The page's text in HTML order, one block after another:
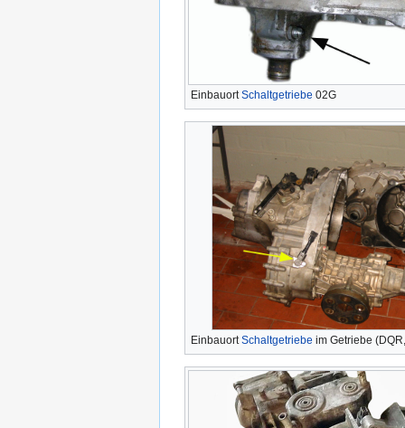
EinbauortSchaltgetriebe 02G
EinbauortSchaltgetriebe im Getriebe